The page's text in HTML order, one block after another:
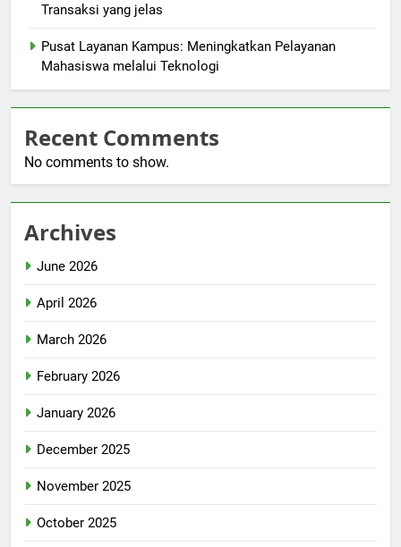
Transaksi yang jelas
Pusat Layanan Kampus: Meningkatkan Pelayanan
Mahasiswa melalui Teknologi
Recent Comments
No comments to show.
Archives
June 2026
April 2026
March 2026
February 2026
January 2026
December 2025
November 2025
October 2025